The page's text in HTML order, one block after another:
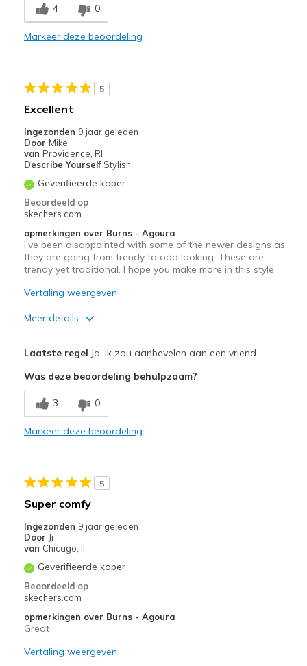
Beste toepassingen
Casual Wear
Travel
Width
Feels true to width
Sizing
View On Shoes
Shoes are for Wearing
4 0
Markeer deze beoordeling
5
Excellent
Ingezonden 9 jaar geleden
Door Mike
van Providence, RI
Describe Yourself Stylish
Geverifieerde koper
Beoordeeld op
skechers.com
opmerkingen over Burns - Agoura
I've been disappointed with some of the newer designs as
they are going from trendy to odd looking. These are
trendy yet traditional. I hope you make more in this style
Vertaling weergeven
Meer details
Stylish
Beste toepassingen
Going Out
Sizing
View On Shoes
Laatste regel Ja, ik zou aanbevelen aan een vriend
Was deze beoordeling behulpzaam?
3 0
Markeer deze beoordeling
5
Super comfy
Ingezonden 9 jaar geleden
Door Jr
van Chicago, il
Geverifieerde koper
Beoordeeld op
skechers.com
opmerkingen over Burns - Agoura
Great
Vertaling weergeven